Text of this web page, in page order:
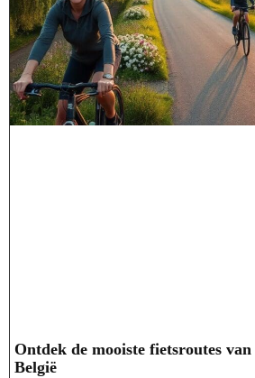
Ontdek de mooiste fietsroutes
België